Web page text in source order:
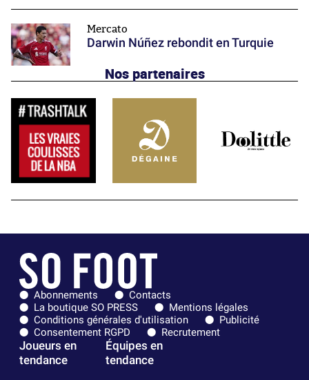
Mercato
Darwin Núñez rebondit en Turquie
Nos partenaires
Abonnements
Contacts
La boutique SO PRESS
Mentions légales
Conditions générales d'utilisation
Publicité
Consentement RGPD
Recrutement
Joueurs en
tendance
Équipes en
tendance